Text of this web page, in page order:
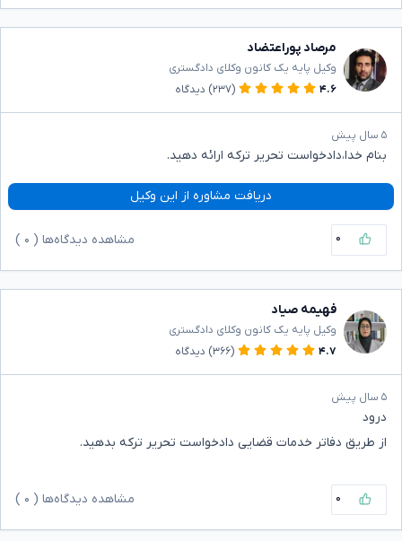
مرصاد پوراعتضاد
وکیل پایه یک کانون وکلای دادگستری
۴.۶
(۲۳۷) دیدگاه
۵ سال پیش
بنام خدا،دادخواست تحریر ترکه ارائه دهید.
دریافت مشاوره از این وکیل
۰ مشاهده دیدگاه‌ها ( ۰
فهیمه صیاد
وکیل پایه یک کانون وکلای دادگستری
۴.۷
(۳۶۶) دیدگاه
۵ سال پیش
درود
از طریق دفاتر خدمات قضایی دادخواست تحریر ترکه بدهید.
۰ مشاهده دیدگاه‌ها ( ۰